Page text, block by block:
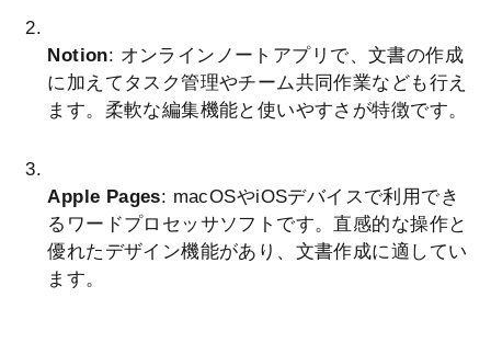
Notion: オンラインノートアプリで、文書の作成
に加えてタスク管理やチーム共同作業なども行え
ます。柔軟な編集機能と使いやすさが特徴です。
Apple Pages: macOSやiOSデバイスで利用でき
るワードプロセッサソフトです。直感的な操作と
優れたデザイン機能があり、文書作成に適してい
ます。